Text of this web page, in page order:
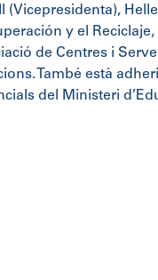
y el
de Centres i
També està
del Ministeri